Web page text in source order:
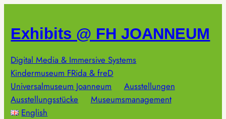
springen
Exhibits @ FH JOANNEUM
Digital Media & Immersive Systems
Kindermuseum FRida & freD
Universalmuseum Joanneum
Ausstellungen
Ausstellungsstücke
Museumsmanagement
English